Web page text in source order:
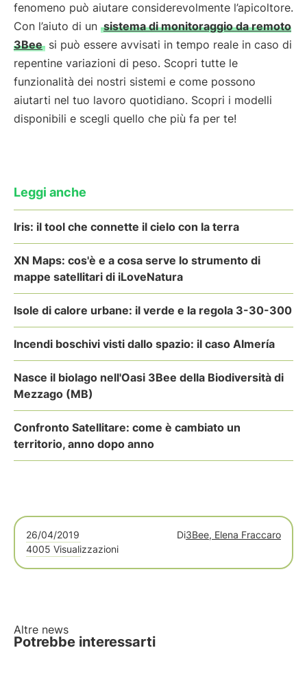
fenomeno può aiutare considerevolmente l’apicoltore.
Con l’aiuto di un sistema di monitoraggio da remoto
3Bee si può essere avvisati in tempo reale in caso di
repentine variazioni di peso. Scopri tutte le
funzionalità dei nostri sistemi e come possono
aiutarti nel tuo lavoro quotidiano. Scopri i modelli
disponibili e scegli quello che più fa per te!
Leggi anche
Iris: il tool che connette il cielo con la terra
XN Maps: cos'è e a cosa serve lo strumento di
mappe satellitari di iLoveNatura
Isole di calore urbane: il verde e la regola 3-30-300
Incendi boschivi visti dallo spazio: il caso Almería
Nasce il biolago nell'Oasi 3Bee della Biodiversità di
Mezzago (MB)
Confronto Satellitare: come è cambiato un
territorio, anno dopo anno
26/04/2019 Di3Bee, Elena Fraccaro
4005 Visualizzazioni
Altre news
Potrebbe interessarti